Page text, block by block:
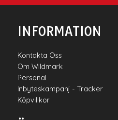
INFORMATION
Kontakta Oss
Om Wildmark
Personal
Inbyteskampanj - Tracker
Köpvillkor